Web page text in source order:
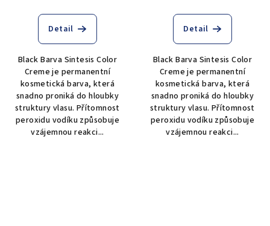
Detail
Black Barva Sintesis Color
Creme je permanentní
kosmetická barva, která
snadno proniká do hloubky
struktury vlasu. Přítomnost
peroxidu vodíku způsobuje
vzájemnou reakci...
Detail
Black Barva Sintesis Color
Creme je permanentní
kosmetická barva, která
snadno proniká do hloubky
struktury vlasu. Přítomnost
peroxidu vodíku způsobuje
vzájemnou reakci...